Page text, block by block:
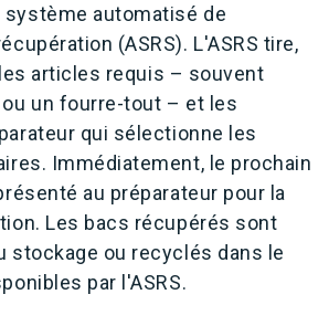
système automatisé de
(ASRS). L'ASRS tire,
articles requis – souvent
un fourre-tout – et les
qui sélectionne les
Immédiatement, le prochain
au préparateur pour la
Les bacs récupérés sont
stockage ou recyclés dans le
par l'ASRS.